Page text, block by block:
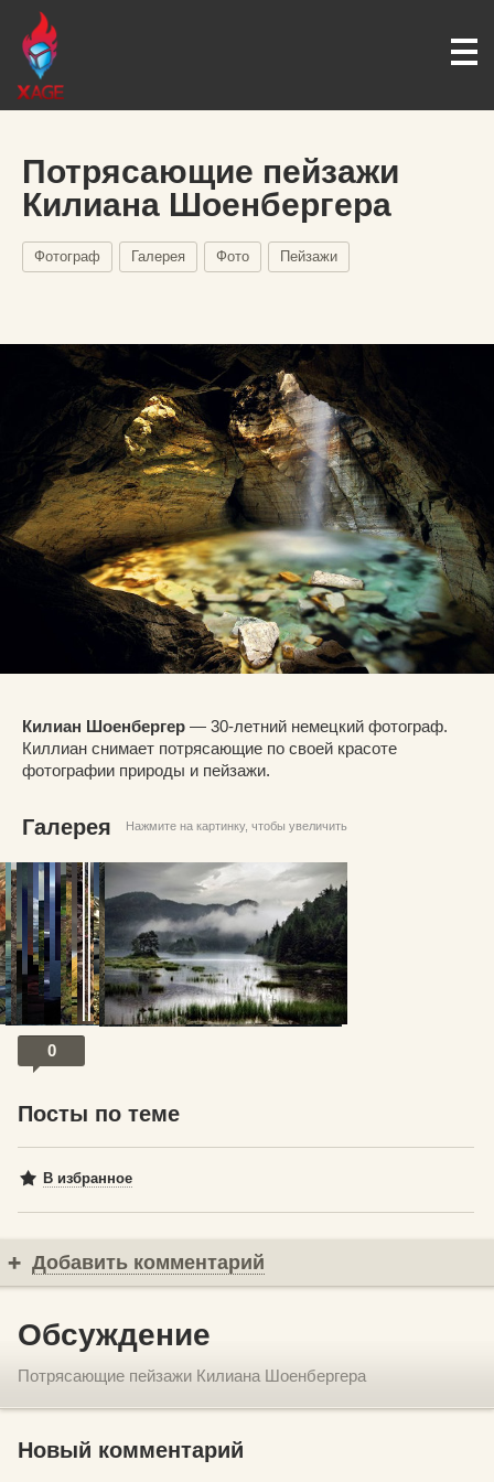
Потрясающие пейзажи
Килиана Шоенбергера
Фотограф Галерея Фото Пейзажи
Килиан Шоенбергер — 30-летний немецкий фотограф.
Киллиан снимает потрясающие по своей красоте
фотографии природы и пейзажи.
Галерея Нажмите на картинку, чтобы увеличить
© Килиан Шоенбергер
0
Посты по теме
В избранное
Добавить комментарий
Обсуждение
Потрясающие пейзажи Килиана Шоенбергера
Новый комментарий